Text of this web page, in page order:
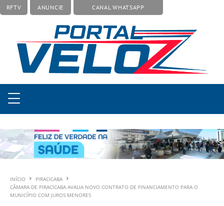
RFTV ANUNCIE CANAL WHATSAPP
INÍCIO
PIRACICABA
CÂMARA DE PIRACICABA AVALIA NOVO CONTRATO DE FINANCIAMENTO PARA O
MUNICÍPIO COM JUROS MENORES